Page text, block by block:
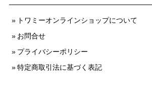
トワミーオンラインショップについて
お問合せ
プライバシーポリシー
特定商取引法に基づく表記